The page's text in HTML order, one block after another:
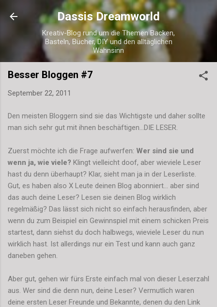
Direkt zum Hauptbereich
Dassis Dreamworld
Kreativ-Blog rund um die Themen Backen,
Basteln, Bücher, DIY und den alltäglichen
Wahnsinn
Besser Bloggen #7
September 22, 2011
Den meisten Bloggern sind sie das Wichtigste und daher sollte
man sich sehr gut mit ihnen beschäftigen...DIE LESER.
Zuerst möchte ich die Frage aufwerfen: Wer sind sie und
wenn ja, wie viele? Klingt vielleicht doof, aber wieviele Leser
hast du denn überhaupt? Klar, sieht man ja in der Leserliste.
Gut, es haben also X Leute deinen Blog abonniert... aber sind
das auch deine Leser? Lesen sie deinen Blog wirklich
regelmäßig? Das lässt sich nicht so einfach herausfinden, aber
wenn du zum Beispiel ein Gewinnspiel mit einem schicken Preis
startest, dann siehst du doch halbwegs, wieviele Leser du nun
wirklich hast. Ist allerdings nur ein Test und kann auch ganz
daneben gehen.
Aber gut, gehen wir fürs Erste einfach mal von dieser Leserzahl
aus. Wer sind die denn nun, deine Leser? Vermutlich waren
deine ersten Leser Freunde und Bekannte, denen du den Link